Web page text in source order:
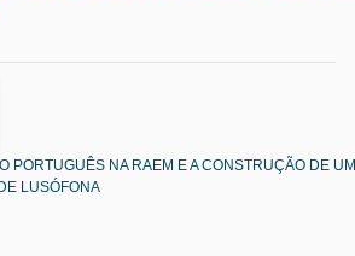
PORTUGUÊS NA RAEM E A CONSTRUÇÃO DE
LUSÓFONA